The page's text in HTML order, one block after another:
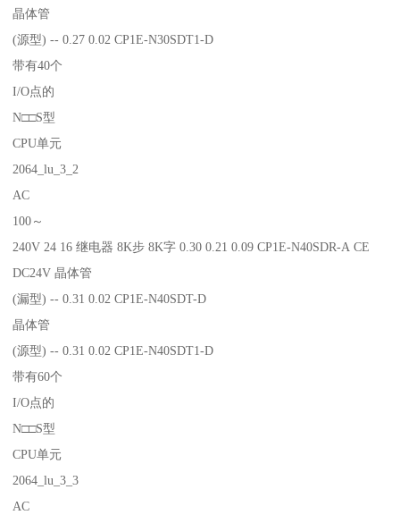
晶体管
(源型) -- 0.27 0.02 CP1E-N30SDT1-D
带有40个
I/O点的
N□□S型
CPU单元
2064_lu_3_2
AC
100～
240V 24 16 继电器 8K步 8K字 0.30 0.21 0.09 CP1E-N40SDR-A CE
DC24V 晶体管
(漏型) -- 0.31 0.02 CP1E-N40SDT-D
晶体管
(源型) -- 0.31 0.02 CP1E-N40SDT1-D
带有60个
I/O点的
N□□S型
CPU单元
2064_lu_3_3
AC